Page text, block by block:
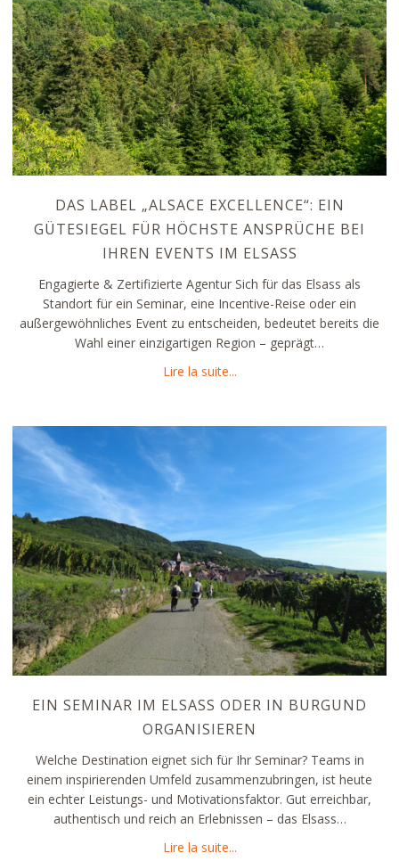
DAS LABEL „ALSACE EXCELLENCE“: EIN
GÜTESIEGEL FÜR HÖCHSTE ANSPRÜCHE BEI
IHREN EVENTS IM ELSASS
Engagierte & Zertifizierte Agentur Sich für das Elsass als
Standort für ein Seminar, eine Incentive-Reise oder ein
außergewöhnliches Event zu entscheiden, bedeutet bereits die
Wahl einer einzigartigen Region – geprägt…
Lire la suite...about Das Label „Alsace
EIN SEMINAR IM ELSASS ODER IN BURGUND
ORGANISIEREN
Welche Destination eignet sich für Ihr Seminar? Teams in
einem inspirierenden Umfeld zusammenzubringen, ist heute
ein echter Leistungs- und Motivationsfaktor. Gut erreichbar,
authentisch und reich an Erlebnissen – das Elsass…
Lire la suite...about Ein Seminar im